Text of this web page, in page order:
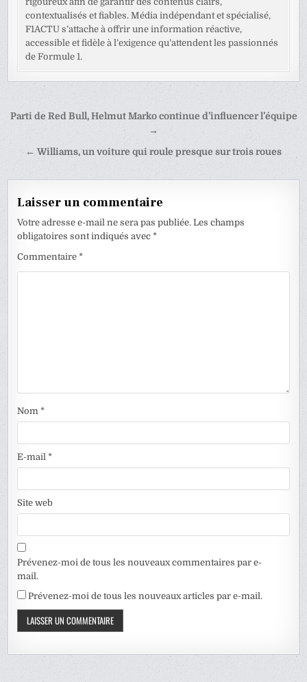
contextualisés et fiables. Média indépendant et spécialisé,
F1ACTU s’attache à offrir une information réactive,
accessible et fidèle à l’exigence qu’attendent les passionnés
de Formule 1.
Navigation
l’article
Parti de Red Bull, Helmut Marko continue d’influencer l’équipe
→
← Williams, un voiture qui roule presque sur trois roues
Laisser un commentaire
Votre adresse e-mail ne sera pas publiée. Les champs
obligatoires sont indiqués avec*
Commentaire*
Nom*
E-mail*
Site web
Prévenez-moi de tous les nouveaux commentaires par e-
mail.
Prévenez-moi de tous les nouveaux articles par e-mail.